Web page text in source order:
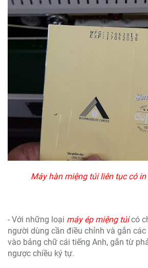
Máy hàn miệng túi liên tục có in
- Với những loại máy ép miệng túicó
người dùng cần điều chỉnh và gắn
vào bảng chữ cái tiếng Anh, gắn từ
ngược chiều ký tự.